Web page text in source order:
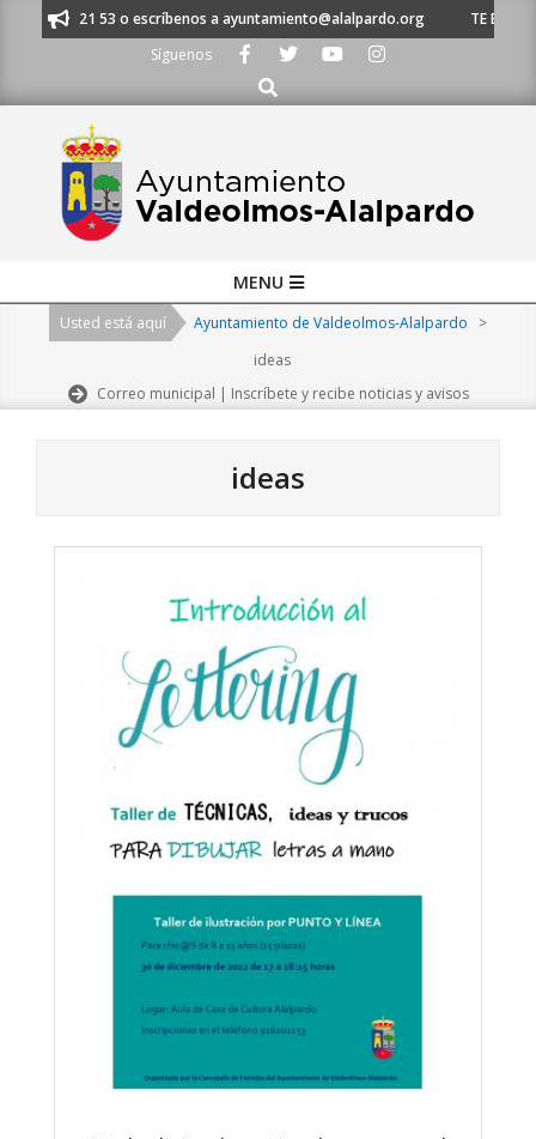
620 21 53 o escríbenos a ayuntamiento@alalpardo.org
TE
Síguenos
Buscar
Navigation
MENU
Usted está aquí Ayuntamiento de Valdeolmos-Alalpardo
>
ideas
Correo municipal | Inscríbete y recibe noticias y avisos
ideas